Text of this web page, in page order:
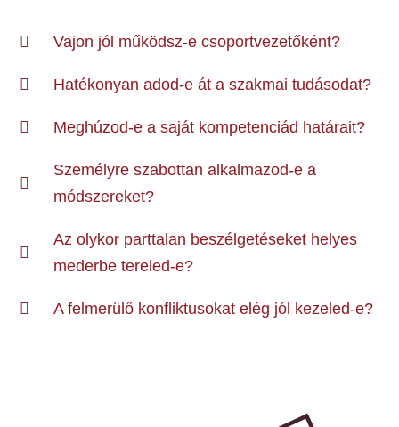
Vajon jól működsz-e csoportvezetőként?
Hatékonyan adod-e át a szakmai tudásodat?
Meghúzod-e a saját kompetenciád határait?
Személyre szabottan alkalmazod-e a
módszereket?
Az olykor parttalan beszélgetéseket helyes
mederbe tereled-e?
A felmerülő konfliktusokat elég jól kezeled-e?